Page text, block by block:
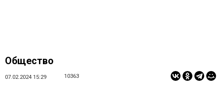
Общество
07.02.2024 15:29 10363